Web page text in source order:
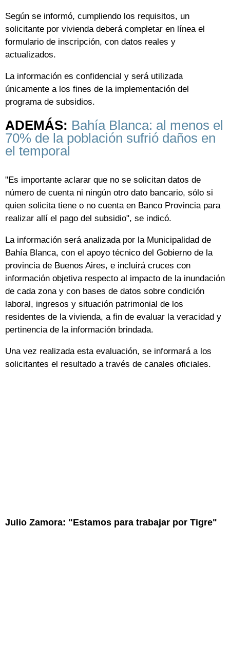
Según se informó, cumpliendo los requisitos, un
solicitante por vivienda deberá completar en línea el
formulario de inscripción, con datos reales y
actualizados.
La información es confidencial y será utilizada
únicamente a los fines de la implementación del
programa de subsidios.
ADEMÁS: Bahía Blanca: al menos el
70% de la población sufrió daños en
el temporal
"Es importante aclarar que no se solicitan datos de
número de cuenta ni ningún otro dato bancario, sólo si
quien solicita tiene o no cuenta en Banco Provincia para
realizar allí el pago del subsidio", se indicó.
La información será analizada por la Municipalidad de
Bahía Blanca, con el apoyo técnico del Gobierno de la
provincia de Buenos Aires, e incluirá cruces con
información objetiva respecto al impacto de la inundación
de cada zona y con bases de datos sobre condición
laboral, ingresos y situación patrimonial de los
residentes de la vivienda, a fin de evaluar la veracidad y
pertinencia de la información brindada.
Una vez realizada esta evaluación, se informará a los
solicitantes el resultado a través de canales oficiales.
Julio Zamora: "Estamos para trabajar por Tigre"